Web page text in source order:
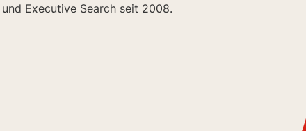
Executive Search seit 2008.